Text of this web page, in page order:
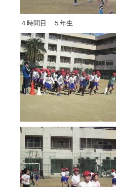
４時間目 ５年生